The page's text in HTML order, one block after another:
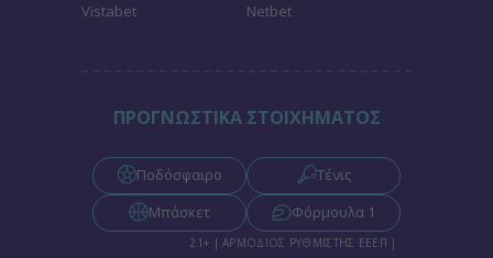
Vistabet
Netbet
ΠΡΟΓΝΩΣΤΙΚΑ ΣΤΟΙΧΗΜΑΤΟΣ
Ποδόσφαιρο
Τένις
Μπάσκετ
Φόρμουλα 1
21+ | ΑΡΜΟΔΙΟΣ ΡΥΘΜΙΣΤΗΣ ΕΕΕΠ |